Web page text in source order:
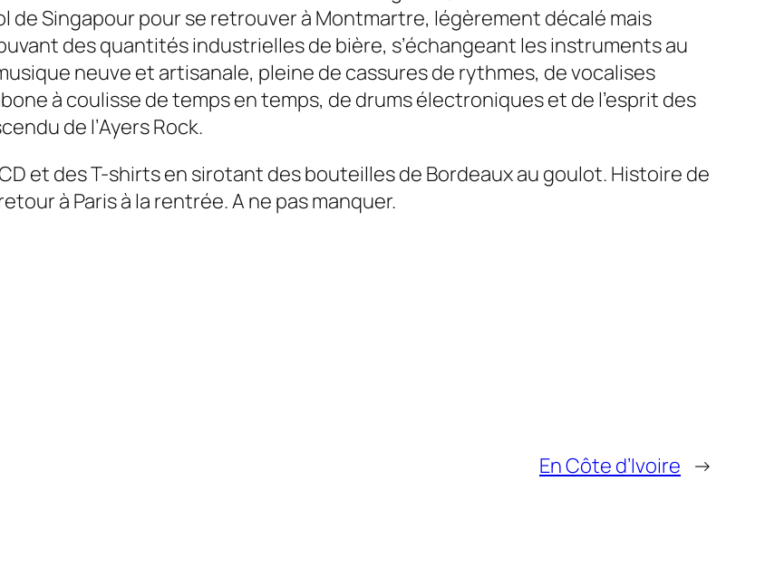
de Singapour pour se retrouver à Montmartre, légèrement décalé mais
des quantités industrielles de bière, s’échangeant les instruments au
neuve et artisanale, pleine de cassures de rythmes, de vocalises
à coulisse de temps en temps, de drumsélectroniques et de l’esprit des
de l’Ayers Rock.
et des T-shirts en sirotant des bouteilles de Bordeaux au goulot. Histoire de
à Paris à la rentrée. A ne pas manquer.
En Côte d’Ivoire →